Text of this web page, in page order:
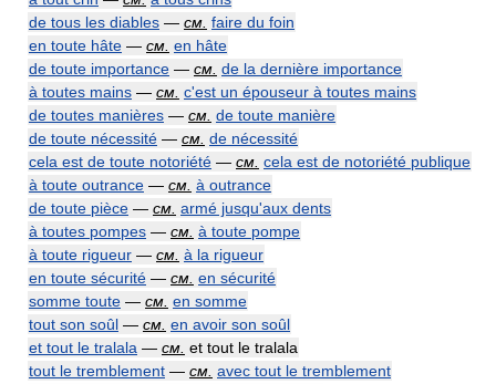
de tous les diables — см. faire du foin
en toute hâte — см. en hâte
de toute importance — см. de la dernière importance
à toutes mains — см. c'est un épouseur à toutes mains
de toutes manières — см. de toute manière
de toute nécessité — см. de nécessité
cela est de toute notoriété — см. cela est de notoriété publique
à toute outrance — см. à outrance
de toute pièce — см. armé jusqu'aux dents
à toutes pompes — см. à toute pompe
à toute rigueur — см. à la rigueur
en toute sécurité — см. en sécurité
somme toute — см. en somme
tout son soûl — см. en avoir son soûl
et tout le tralala — см. et tout le tralala
tout le tremblement — см. avec tout le tremblement